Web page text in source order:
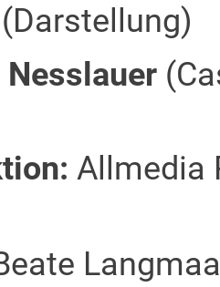
(Darstellung)
Nesslauer
Allmedia